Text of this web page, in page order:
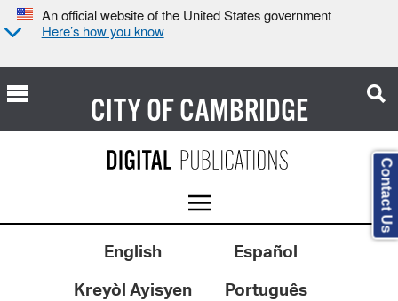
An official website of the United States government
Here’s how you know
CITY OFCAMBRIDGE
English
Español
Kreyòl Ayisyen
Português
Contact Us